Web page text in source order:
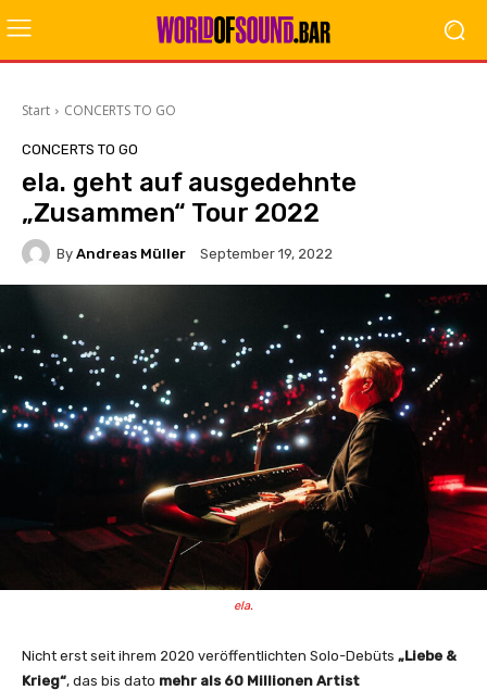
Start CONCERTS TO GO
CONCERTS TO GO
ela. geht auf ausgedehnte
„Zusammen“ Tour 2022
By Andreas Müller September 19, 2022
ela.
Nicht erst seit ihrem 2020 veröffentlichten Solo-Debüts „Liebe &
Krieg“, das bis dato mehr als 60 Millionen Artist